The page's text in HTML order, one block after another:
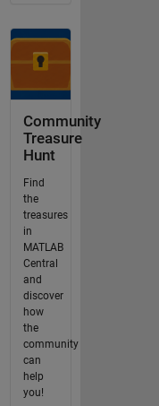
Community
Treasure
Hunt
Find
the
treasures
in
MATLAB
Central
and
discover
how
the
community
can
help
you!